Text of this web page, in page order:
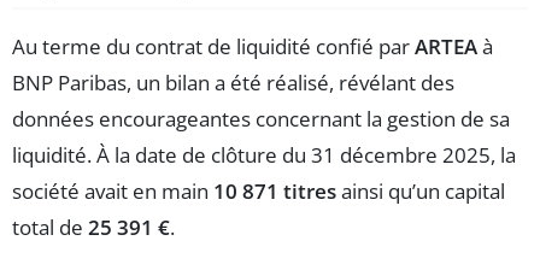
Au terme du contrat de liquidité confié parARTEAà
BNP Paribas, un bilan a été réalisé, révélant des
données encourageantes concernant la gestion de sa
liquidité. À la date de clôture du 31 décembre 2025, la
société avait en main 10 871 titresainsi qu’un capital
total de 25 391 €.